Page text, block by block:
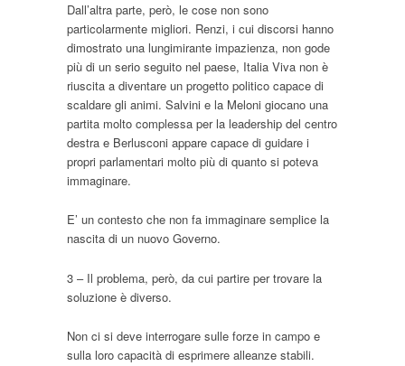
Dall’altra parte, però, le cose non sono
particolarmente migliori. Renzi, i cui discorsi hanno
dimostrato una lungimirante impazienza, non gode
più di un serio seguito nel paese, Italia Viva non è
riuscita a diventare un progetto politico capace di
scaldare gli animi. Salvini e la Meloni giocano una
partita molto complessa per la leadership del centro
destra e Berlusconi appare capace di guidare i
propri parlamentari molto più di quanto si poteva
immaginare.
E’ un contesto che non fa immaginare semplice la
nascita di un nuovo Governo.
3 – Il problema, però, da cui partire per trovare la
soluzione è diverso.
Non ci si deve interrogare sulle forze in campo e
sulla loro capacità di esprimere alleanze stabili.